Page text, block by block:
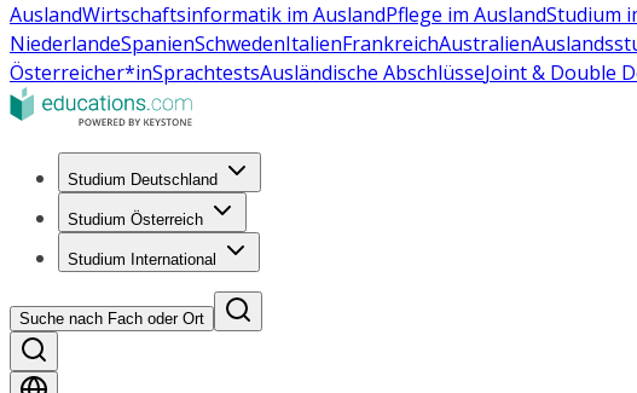
AuslandWirtschaftsinformatik im AuslandPflege im AuslandStudium
NiederlandeSpanienSchwedenItalienFrankreichAustralien
Österreicher*inSprachtestsAusländische AbschlüsseJoint & Double
Studium Deutschland
Studium Österreich
Studium International
Suche nach Fach oder Ort